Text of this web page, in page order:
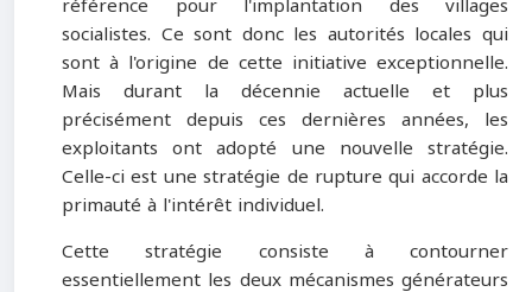
socialistes. Ce sont donc les autorités locales qui
sont à l'origine de cette initiative exceptionnelle.
Mais durant la décennie actuelle et plus
précisément depuis ces dernières années, les
exploitants ont adopté une nouvelle stratégie.
Celle-ci est une stratégie de rupture qui accorde la
primauté à l'intérêt individuel.
Cette stratégie consiste à contourner
essentiellement les deux mécanismes générateurs